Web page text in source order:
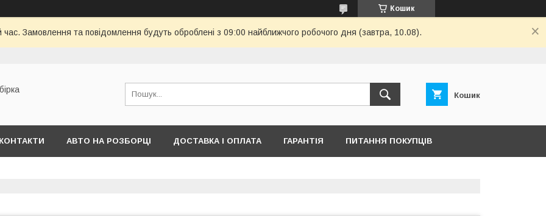
Кошик
час. Замовлення та повідомлення будуть оброблені з 09:00 найближчого робочого дня (завтра, 10.08).
Кошик
КОНТАКТИ АВТО НА РОЗБОРЦІ ДОСТАВКА І ОПЛАТА ГАРАНТІЯ ПИТАННЯ ПОКУПЦІВ